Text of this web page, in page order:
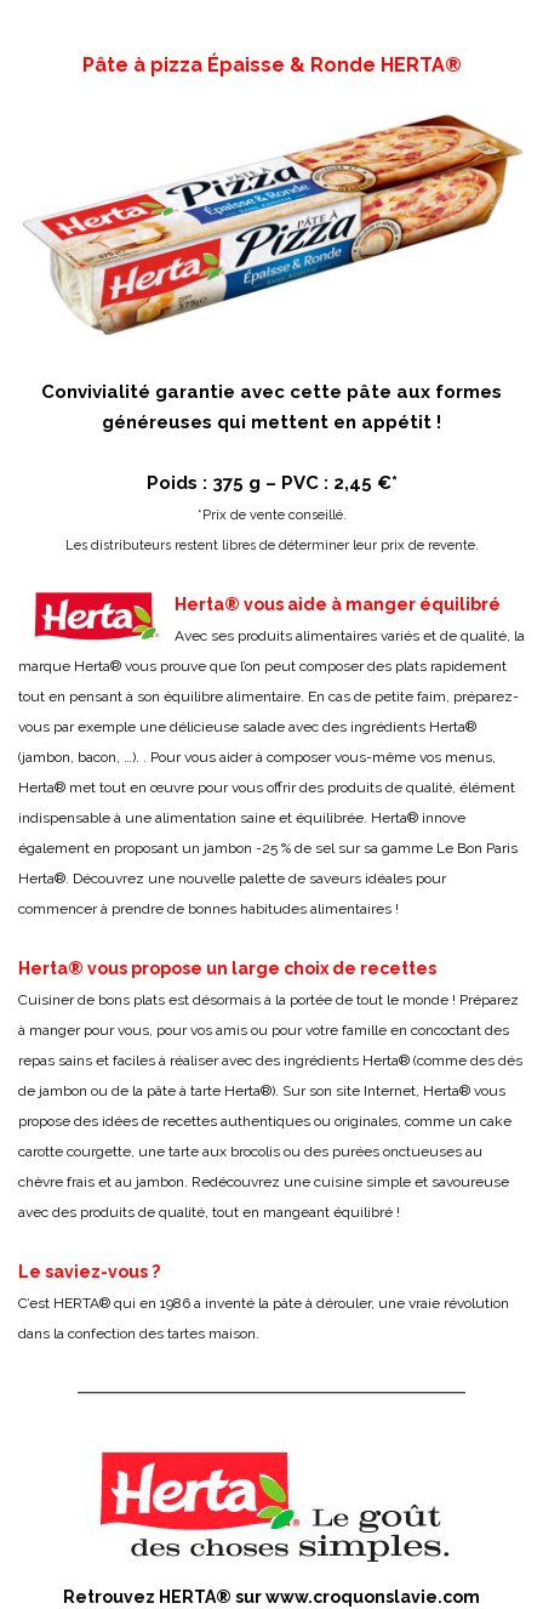
Pâte à pizza Épaisse & Ronde HERTA®
Convivialité garantie avec cette pâte aux formes
généreuses qui mettent en appétit !
Poids : 375 g – PVC : 2,45 €*
*Prix de vente conseillé.
Les distributeurs restent libres de déterminer leur prix de revente.
Herta® vous aide à manger équilibré
Avec ses produits alimentaires variés et de qualité, la
marque Herta® vous prouve que l’on peut composer des plats rapidement
tout en pensant à son équilibre alimentaire. En cas de petite faim, préparez-
vous par exemple une délicieuse salade avec des ingrédients Herta®
(jambon, bacon, …). . Pour vous aider à composer vous-même vos menus,
Herta® met tout en œuvre pour vous offrir des produits de qualité, élément
indispensable à une alimentation saine et équilibrée. Herta® innove
également en proposant un jambon -25 % de sel sur sa gamme Le Bon Paris
Herta®. Découvrez une nouvelle palette de saveurs idéales pour
commencer à prendre de bonnes habitudes alimentaires !
Herta® vous propose un large choix de recettes
Cuisiner de bons plats est désormais à la portée de tout le monde ! Préparez
à manger pour vous, pour vos amis ou pour votre famille en concoctant des
repas sains et faciles à réaliser avec des ingrédients Herta® (comme des dés
de jambon ou de la pâte à tarte Herta®). Sur son site Internet, Herta® vous
propose des idées de recettes authentiques ou originales, comme un cake
carotte courgette, une tarte aux brocolis ou des purées onctueuses au
chèvre frais et au jambon. Redécouvrez une cuisine simple et savoureuse
avec des produits de qualité, tout en mangeant équilibré !
Le saviez-vous ?
C’est HERTA® qui en 1986 a inventé la pâte à dérouler, une vraie révolution
dans la confection des tartes maison.
Retrouvez HERTA® surwww.croquonslavie.com